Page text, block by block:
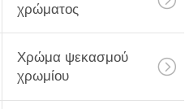
χρώματος
Χρώμα ψεκασμού
χρωμίου